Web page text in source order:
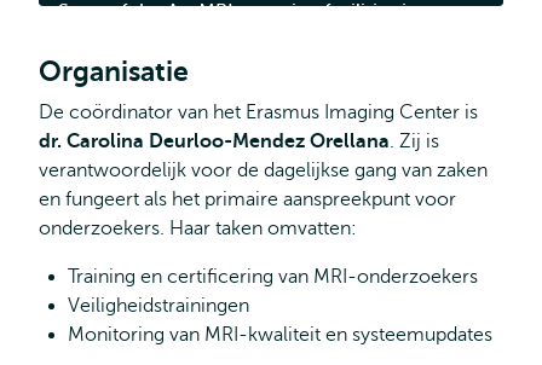
Rotterdam
State of the Art MRI scanning facilities in
Organisatie
De coördinator van het Erasmus Imaging Center is
dr. Carolina Deurloo-Mendez Orellana. Zij is
verantwoordelijk voor de dagelijkse gang van zaken
en fungeert als het primaire aanspreekpunt voor
onderzoekers. Haar taken omvatten:
Training en certificering van MRI-onderzoekers
Veiligheidstrainingen
Monitoring van MRI-kwaliteit en systeemupdates